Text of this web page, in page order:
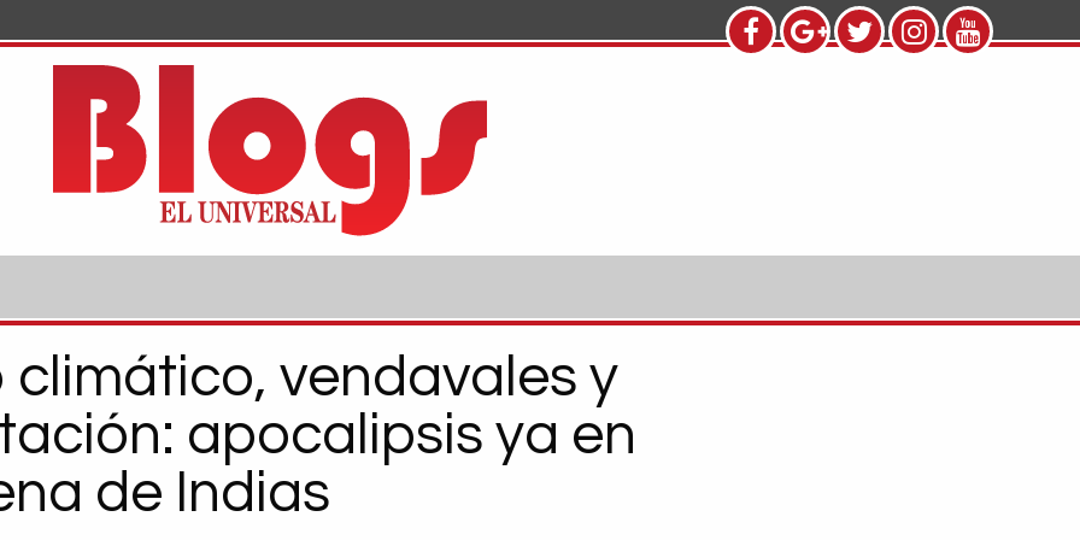
climático, vendavales y
apocalipsis ya en
de Indias